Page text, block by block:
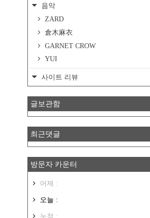
음악
ZARD
倉木麻衣
GARNET CROW
YUI
사이트 리뷰
글보관함
최근댓글
방문자 카운터
어제 :
오늘 :
누적 :